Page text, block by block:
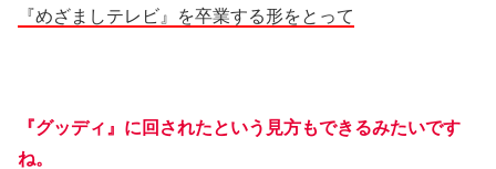
『めざましテレビ』を卒業する形をとって
『グッディ』に回されたという見方もできるみたいです
ね。